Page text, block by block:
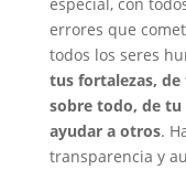
errores que
todos los seres
tus fortalezas,
sobre todo, de tu
ayudar a otros.
transparencia y